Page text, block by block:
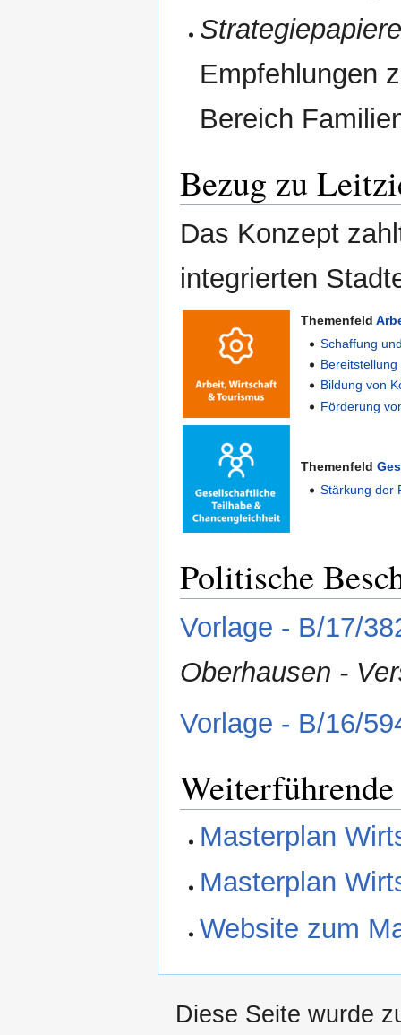
Empfehlungen
Bereich
Bezug zu
Das Konzept
integrierten
Themenfeld
Schaffung
Bildung von
Förderung
Themenfeld
Stärkung der
Politische
Vorlage - B/17/
Oberhausen -
Vorlage - B/16/
Masterplan
Masterplan
Website zum
Diese Seite wurde